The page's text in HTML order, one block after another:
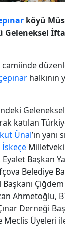
köyü
Geleneksel
camiinde
halkının
katılan
Ünal’ın yanı
İskeçe
Başkan
Belediye
Ahmetoğlu,
Derneği
Meclis Üyeleri